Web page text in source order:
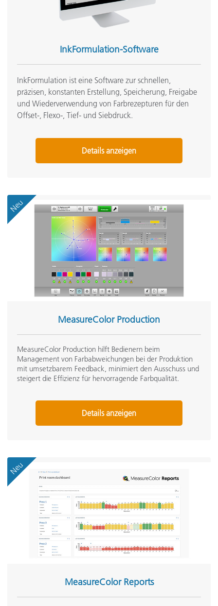
InkFormulation-Software
InkFormulation ist eine Software zur schnellen,
präzisen, konstanten Erstellung, Speicherung, Freigabe
und Wiederverwendung von Farbrezepturen für den
Offset-, Flexo-, Tief- und Siebdruck.
Details anzeigen
Neu
MeasureColor Production
MeasureColor Production hilft Bedienern beim
Management von Farbabweichungen bei der Produktion
mit umsetzbarem Feedback, minimiert den Ausschuss und
steigert die Effizienz für hervorragende Farbqualität.
Details anzeigen
Neu
MeasureColor Reports